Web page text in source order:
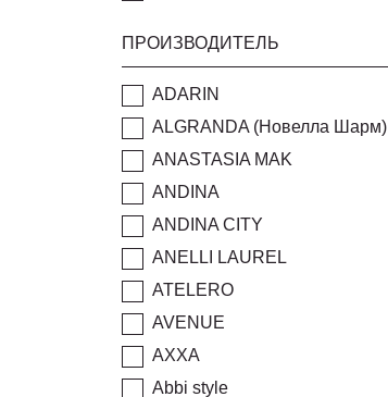
ПРОИЗВОДИТЕЛЬ
ADARIN
ALGRANDA (Новелла Шарм)
ANASTASIA MAK
ANDINA
ANDINA CITY
ANELLI LAUREL
ATELERO
AVENUE
AXXA
Abbi style